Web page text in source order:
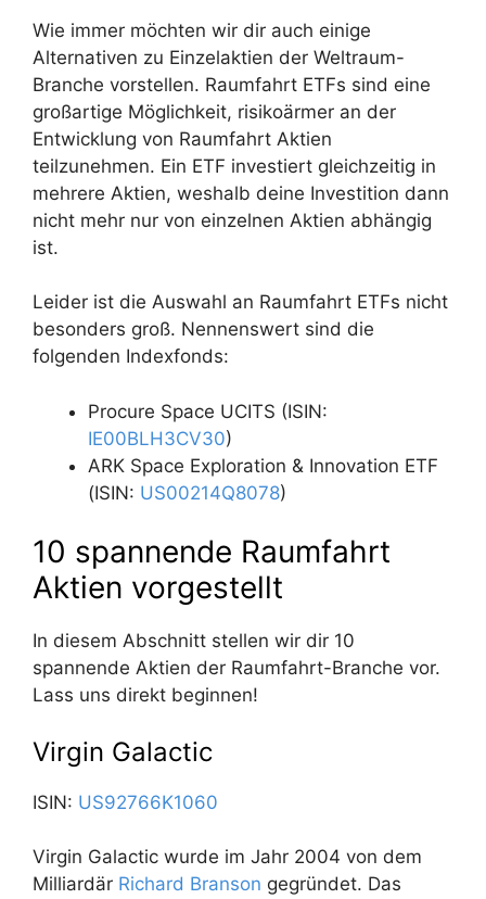
Wie immer möchten wir dir auch einige
Alternativen zu Einzelaktien der Weltraum-
Branche vorstellen. Raumfahrt ETFs sind eine
großartige Möglichkeit, risikoärmer an der
Entwicklung von Raumfahrt Aktien
teilzunehmen. Ein ETF investiert gleichzeitig in
mehrere Aktien, weshalb deine Investition dann
nicht mehr nur von einzelnen Aktien abhängig
ist.
Leider ist die Auswahl an Raumfahrt ETFs nicht
besonders groß. Nennenswert sind die
folgenden Indexfonds:
Procure Space UCITS (ISIN:
IE00BLH3CV30)
ARK Space Exploration & Innovation ETF
(ISIN: US00214Q8078)
10 spannende Raumfahrt
Aktien vorgestellt
In diesem Abschnitt stellen wir dir 10
spannende Aktien der Raumfahrt-Branche vor.
Lass uns direkt beginnen!
Virgin Galactic
ISIN: US92766K1060
Virgin Galactic wurde im Jahr 2004 von dem
Milliardär Richard Branson gegründet. Das